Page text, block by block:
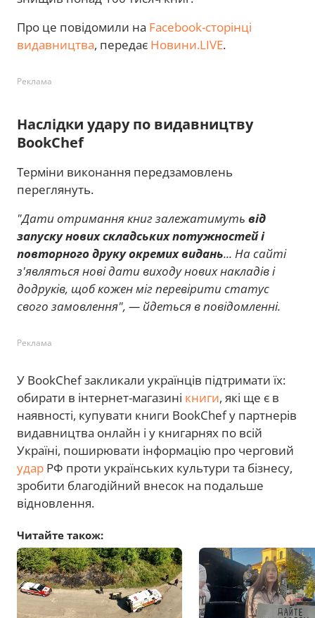
Про це повідомили на Facebook-сторінці
видавництва, передає Новини.LIVE.
Реклама
Наслідки удару по видавництву
BookChef
Терміни виконання передзамовлень
переглянуть.
"Дати отримання книг залежатимуть від
запуску нових складських потужностей і
повторного друку окремих видань... На сайті
з'являться нові дати виходу нових накладів і
додруків, щоб кожен міг перевірити статус
свого замовлення", — йдеться в повідомленні.
Реклама
У BookChef закликали українців підтримати їх:
обирати в інтернет-магазині книги, які ще є в
наявності, купувати книги BookChef у партнерів
видавництва онлайн і у книгарнях по всій
Україні, поширювати інформацію про черговий
удар РФ проти українських культури та бізнесу,
зробити благодійний внесок на подальше
відновлення.
Читайте також: